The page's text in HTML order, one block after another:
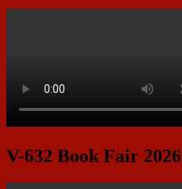
V-632 Book Fair 2026